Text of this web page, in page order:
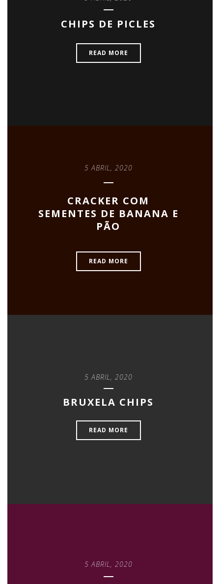
CHIPS DE PICLES
READ MORE
5 ABRIL, 2020
CRACKER COM
SEMENTES DE BANANA E
PÃO
READ MORE
5 ABRIL, 2020
BRUXELA CHIPS
READ MORE
5 ABRIL, 2020